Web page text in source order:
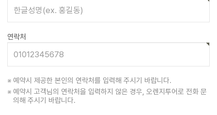
연락처
예약시 제공한 본인의 연락처를 입력해 주시기 바랍니다.
예약시 고객님의 연락처을 입력하지 않은 경우, 오렌지투어로 전화 문
의해 주시기 바랍니다.